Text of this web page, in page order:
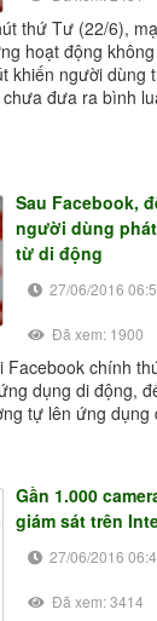
thứ Tư (22/6),
hoạt động
khiến người dùng
đưa ra bình
Sau Facebook,
người dùng
từ di động
27/06/2016
Đã xem: 1900
Facebook chính
dụng di động,
tự lên ứng dụng
Gần 1.000
giám sát trên
27/06/2016
Đã xem: 3414